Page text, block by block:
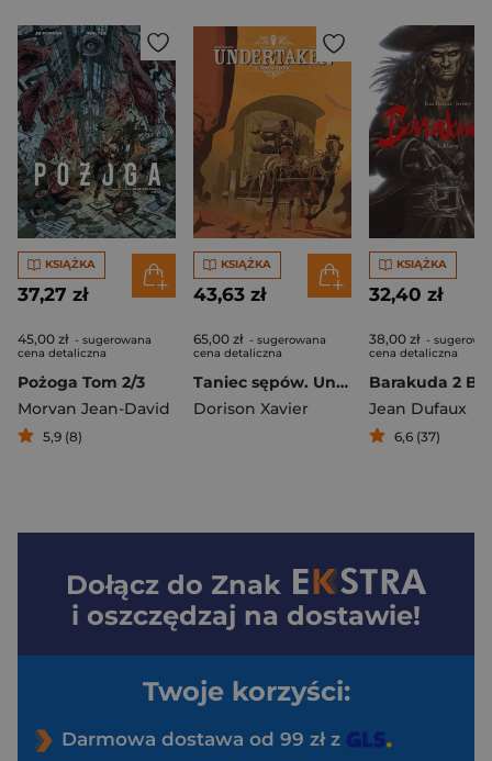
KSIĄŻKA
37,27 zł
45,00 zł - sugerowana
cena detaliczna
Pożoga Tom 2/3
Morvan Jean-David
5,9 (8)
KSIĄŻKA
43,63 zł
65,00 zł - sugerowana
cena detaliczna
Taniec sępów. Undertaker. Tom 2 wyd. 2
Dorison Xavier
KSIĄŻKA
32,40 zł
38,00 zł -
cena detaliczna
Barakuda 2
Jean Dufaux
6,6 (37)
Dołącz do Znak
i oszczędzaj na dostawie!
Twoje korzyści:
Darmowa dostawa od 99 zł z